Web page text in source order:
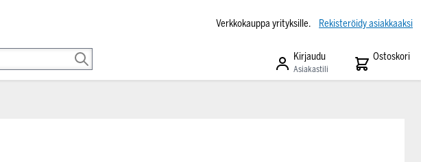
Verkkokauppa yrityksille. Rekisteröidy asiakkaaksi
Kirjaudu
Asiakastili
Ostoskori